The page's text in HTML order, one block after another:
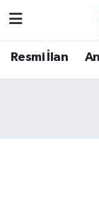
Resmi İlan